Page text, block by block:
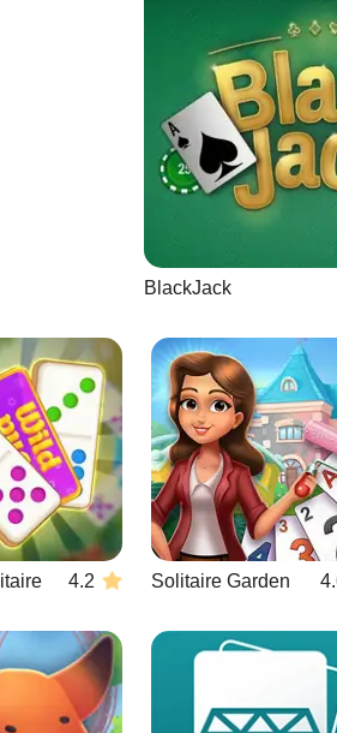
BlackJack
4.2 Solitaire Garden